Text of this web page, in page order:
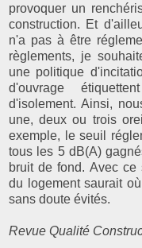
provoquer un
construction. Et
n'a pas à être
règlements, je
une politique
d'ouvrage
d'isolement. Ainsi,
une, deux ou trois
exemple, le seuil
tous les 5 dB(A)
bruit de fond. Avec
du logement saurait
sans doute évités.
Revue Qualité